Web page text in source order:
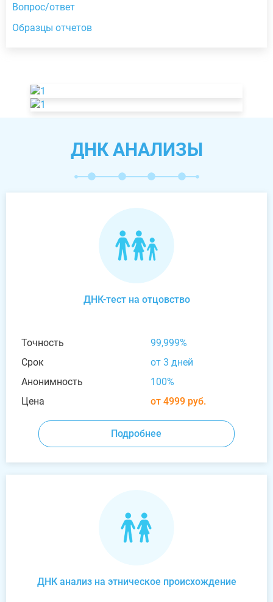
Вопрос/ответ
Образцы отчетов
ДНК АНАЛИЗЫ
ДНК-тест на отцовство
Точность
99,999%
Срок
от 3 дней
Анонимность
100%
Цена
от 4999 руб.
Подробнее
ДНК анализ на этническое происхождение